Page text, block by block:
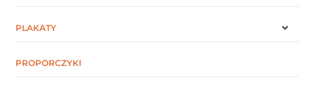
PLAKATY
PROPORCZYKI